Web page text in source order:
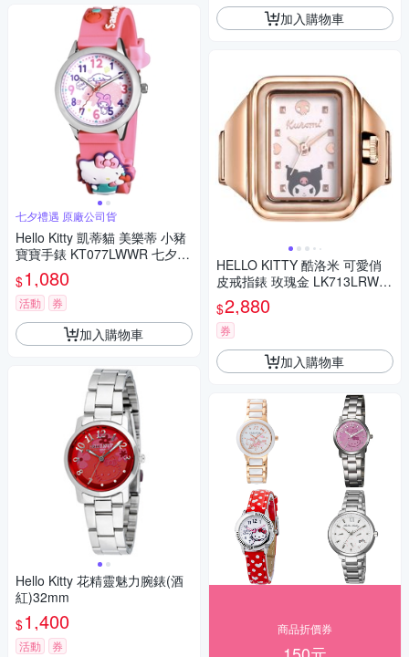
七夕禮遇 原廠公司貨
Hello Kitty 凱蒂貓 美樂蒂 小豬
寶寶手錶 KT077LWWR 七夕寵
愛季 送禮推薦
$1,080
活動 券
加入購物車
Hello Kitty 花精靈魅力腕錶(酒
紅)32mm
$1,400
活動 券
加入購物車
HELLO KITTY 酷洛米 可愛俏
皮戒指錶 玫瑰金 LK713LRWI-
A_20mm
$2,880
券
加入購物車
商品折價券